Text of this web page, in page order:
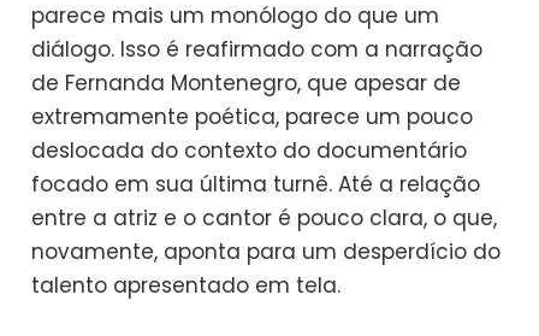
parece mais um monólogo do que um
diálogo. Isso é reafirmado com a narração
de Fernanda Montenegro, que apesar de
extremamente poética, parece um pouco
deslocada do contexto do documentário
focado em sua última turnê. Até a relação
entre a atriz e o cantor é pouco clara, o que,
novamente, aponta para um desperdício do
talento apresentado em tela.